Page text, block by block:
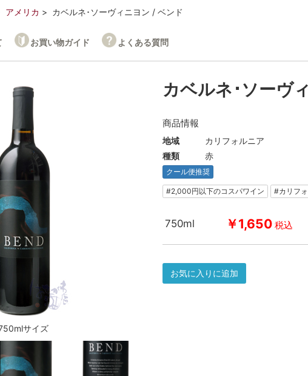
アメリカ カベルネ･ソーヴィニヨン / ベンド
お買い物ガイド よくある質問
サイズ
カベルネ･ソーヴ
商品情報
地域
カリフォルニア
種類
赤
クール便推奨
#2,000円以下のコスパワイン #カリフ
750ml ￥1,650 税込
お気に入りに追加